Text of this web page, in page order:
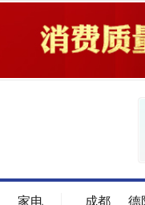
家电
成都 德